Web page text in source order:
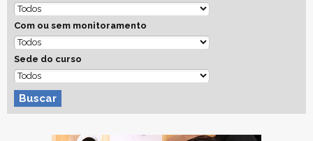
Com ou sem monitoramento
Sede do curso
Buscar